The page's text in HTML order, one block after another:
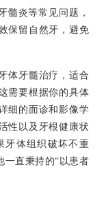
髓炎等常见问题，
保留自然牙，避免
体牙髓治疗，适合
需要根据你的具体
细的面诊和影像学
性以及牙根健康状
牙体组织破坏不重
一直秉持的“以患者